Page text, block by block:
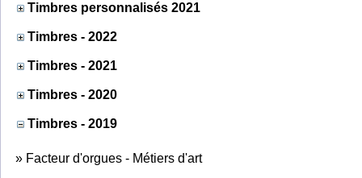
Timbres personnalisés 2021
Timbres - 2022
Timbres - 2021
Timbres - 2020
Timbres - 2019
» Facteur d'orgues - Métiers d'art